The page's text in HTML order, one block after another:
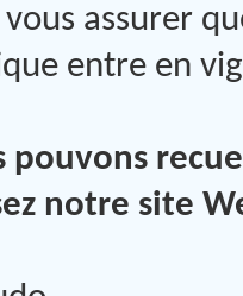
assurer
entre en
pouvons
notre site